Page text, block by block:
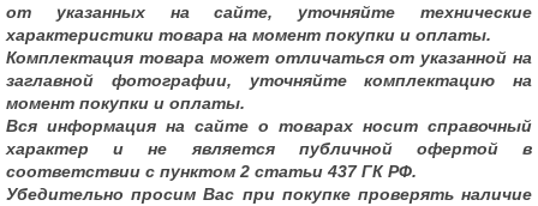
от указанных на сайте, уточняйте технические
характеристики товара на момент покупки и оплаты.
Комплектация товара может отличаться от указанной на
заглавной фотографии, уточняйте комплектацию на
момент покупки и оплаты.
Вся информация на сайте о товарах носит справочный
характер и не является публичной офертой в
соответствии с пунктом 2 статьи 437 ГК РФ.
Убедительно просим Вас при покупке проверять наличие